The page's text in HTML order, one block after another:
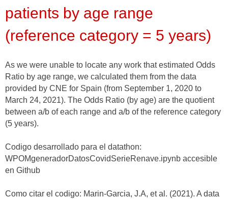
patients by age range
(reference category = 5 years)
As we were unable to locate any work that estimated Odds
Ratio by age range, we calculated them from the data
provided by CNE for Spain (from September 1, 2020 to
March 24, 2021). The Odds Ratio (by age) are the quotient
between a/b of each range and a/b of the reference category
(5 years).
Codigo desarrollado para el datathon:
WPOMgeneradorDatosCovidSerieRenave.ipynb accesible
en Github
Como citar el codigo: Marin-Garcia, J.A, et al. (2021). A data